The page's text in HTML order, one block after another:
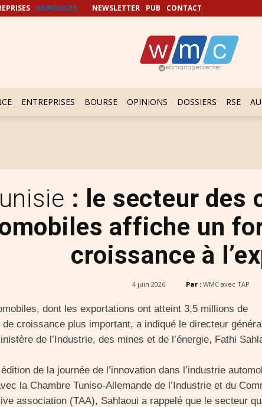
ANNONCES NEWSLETTER PUB CONTACT
ENTREPRISES BOURSE OPINIONS DOSSIERS RSE
: le secteur des
affiche un
croissance à
4 juin 2026 Par : WMC avec TAP
dont les exportations ont atteint 3,5 millions de
croissance plus important, a indiqué le directeur
de l’Industrie, des mines et de l’énergie, Fathi
de la journée de l’innovation dans l’industrie
la Chambre Tuniso-Allemande de l’Industrie et du​
association (TAA), Sahlaoui a rappelé que le secteur